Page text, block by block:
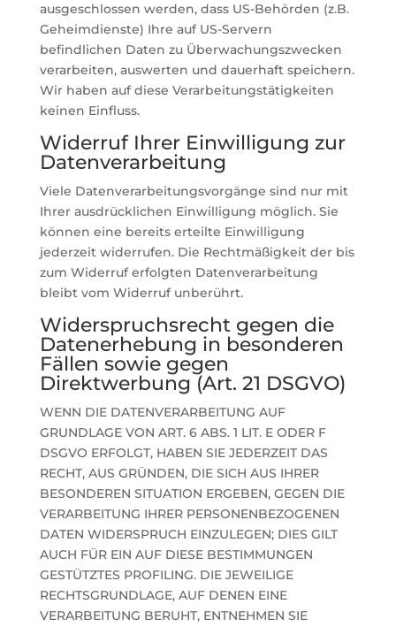
ausgeschlossen werden, dass US-Behörden (z.B.
Geheimdienste) Ihre auf US-Servern
befindlichen Daten zu Überwachungszwecken
verarbeiten, auswerten und dauerhaft speichern.
Wir haben auf diese Verarbeitungstätigkeiten
keinen Einfluss.
Widerruf Ihrer Einwilligung zur
Datenverarbeitung
Viele Datenverarbeitungsvorgänge sind nur mit
Ihrer ausdrücklichen Einwilligung möglich. Sie
können eine bereits erteilte Einwilligung
jederzeit widerrufen. Die Rechtmäßigkeit der bis
zum Widerruf erfolgten Datenverarbeitung
bleibt vom Widerruf unberührt.
Widerspruchsrecht gegen die
Datenerhebung in besonderen
Fällen sowie gegen
Direktwerbung (Art. 21 DSGVO)
WENN DIE DATENVERARBEITUNG AUF
GRUNDLAGE VON ART. 6 ABS. 1 LIT. E ODER F
DSGVO ERFOLGT, HABEN SIE JEDERZEIT DAS
RECHT, AUS GRÜNDEN, DIE SICH AUS IHRER
BESONDEREN SITUATION ERGEBEN, GEGEN DIE
VERARBEITUNG IHRER PERSONENBEZOGENEN
DATEN WIDERSPRUCH EINZULEGEN; DIES GILT
AUCH FÜR EIN AUF DIESE BESTIMMUNGEN
GESTÜTZTES PROFILING. DIE JEWEILIGE
RECHTSGRUNDLAGE, AUF DENEN EINE
VERARBEITUNG BERUHT, ENTNEHMEN SIE